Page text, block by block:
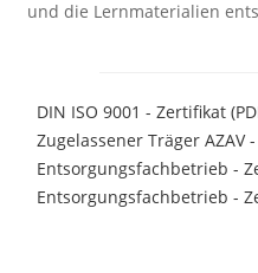
und die Lernmaterialien
DIN ISO 9001 - Zertifikat
Zugelassener Träger AZAV
Entsorgungsfachbetrieb -
Entsorgungsfachbetrieb -